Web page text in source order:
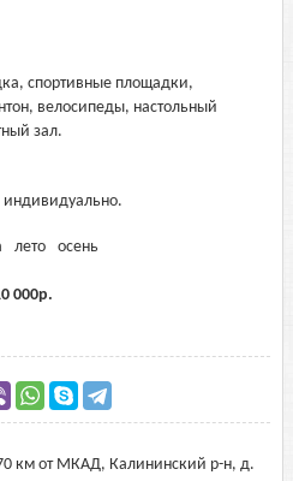
спортивные площадки,
велосипеды, настольный
зал.
индивидуально.
лето осень
000р.
км от МКАД, Калининский р-н, д.